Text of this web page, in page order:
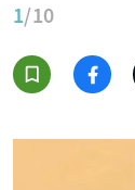
1/10